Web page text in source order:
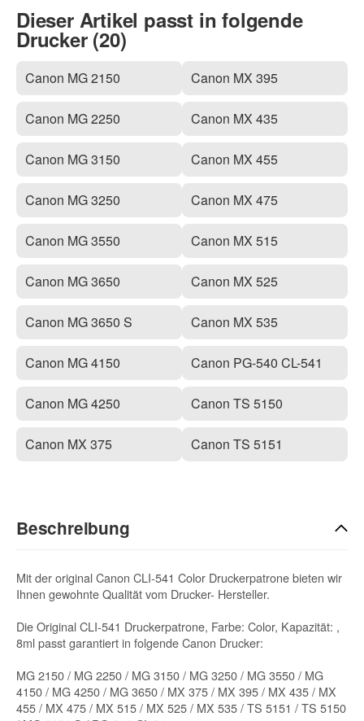
Dieser Artikel passt in folgende
Drucker (20)
Canon MG 2150
Canon MG 2250
Canon MG 3150
Canon MG 3250
Canon MG 3550
Canon MG 3650
Canon MG 3650 S
Canon MG 4150
Canon MG 4250
Canon MX 375
Canon MX 395
Canon MX 435
Canon MX 455
Canon MX 475
Canon MX 515
Canon MX 525
Canon MX 535
Canon PG-540 CL-541
Canon TS 5150
Canon TS 5151
Beschreibung
Mit der original Canon CLI-541 Color Druckerpatrone bieten wir
Ihnen gewohnte Qualität vom Drucker- Hersteller.
Die Original CLI-541 Druckerpatrone, Farbe: Color, Kapazität: ,
8ml passt garantiert in folgende Canon Drucker:
MG 2150 / MG 2250 / MG 3150 / MG 3250 / MG 3550 / MG
4150 / MG 4250 / MG 3650 / MX 375 / MX 395 / MX 435 / MX
455 / MX 475 / MX 515 / MX 525 / MX 535 / TS 5151 / TS 5150